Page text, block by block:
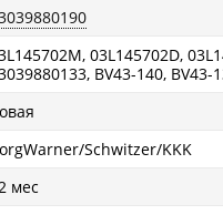
03L145702D,
BV43-140, BV43-
Schwitzer/KKK
мес